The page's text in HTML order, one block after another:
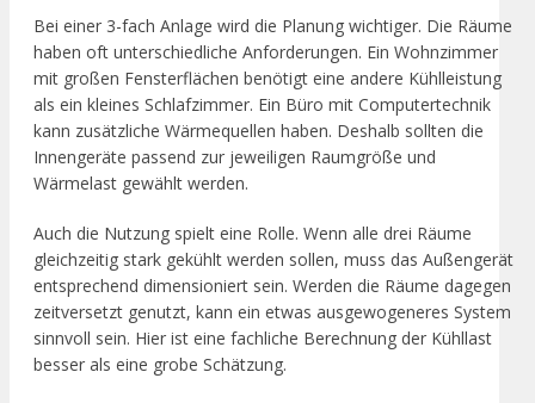
Bei einer 3-fach Anlage wird die Planung wichtiger. Die Räume
haben oft unterschiedliche Anforderungen. Ein Wohnzimmer
mit großen Fensterflächen benötigt eine andere Kühlleistung
als ein kleines Schlafzimmer. Ein Büro mit Computertechnik
kann zusätzliche Wärmequellen haben. Deshalb sollten die
Innengeräte passend zur jeweiligen Raumgröße und
Wärmelast gewählt werden.
Auch die Nutzung spielt eine Rolle. Wenn alle drei Räume
gleichzeitig stark gekühlt werden sollen, muss das Außengerät
entsprechend dimensioniert sein. Werden die Räume dagegen
zeitversetzt genutzt, kann ein etwas ausgewogeneres System
sinnvoll sein. Hier ist eine fachliche Berechnung der Kühllast
besser als eine grobe Schätzung.